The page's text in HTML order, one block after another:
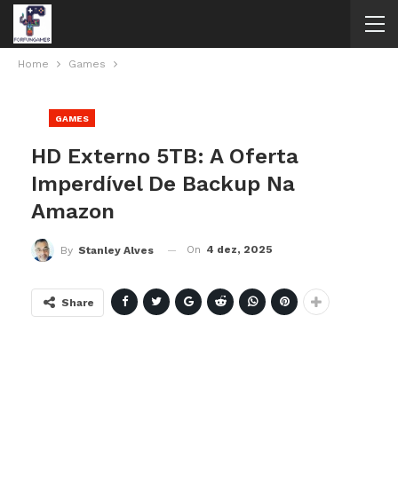
Home Games
GAMES
HD Externo 5TB: A Oferta
Imperdível De Backup Na
Amazon
By Stanley Alves On 4 dez, 2025
Share